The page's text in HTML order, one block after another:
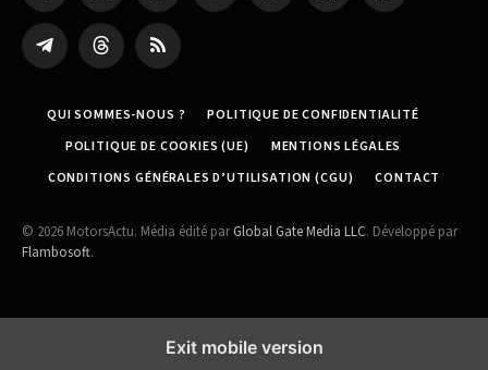
(Twitter)
Partager
sur
Threads RSS
QUI SOMMES-NOUS ?
POLITIQUE DE CONFIDENTIALITÉ
POLITIQUE DE COOKIES (UE)
MENTIONS LÉGALES
CONDITIONS GÉNÉRALES D’UTILISATION (CGU)
CONTACT
© 2026 MotorsActu. Média édité parGlobal Gate Media LLC. Développé par
Flambosoft.
Exit mobile version